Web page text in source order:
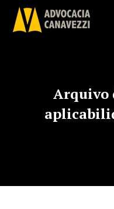
Arquivo